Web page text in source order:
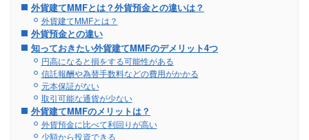
外貨建てMMFとは？外貨預金との違いは？
外貨建てMMFとは？
外貨預金との違い
知っておきたい外貨建てMMFのデメリット4つ
円高になると損をする可能性がある
信託報酬や為替手数料などの費用がかかる
元本保証がない
取引可能な通貨が少ない
外貨建てMMFのメリットは？
外貨預金に比べて利回りが高い
少額から投資できる